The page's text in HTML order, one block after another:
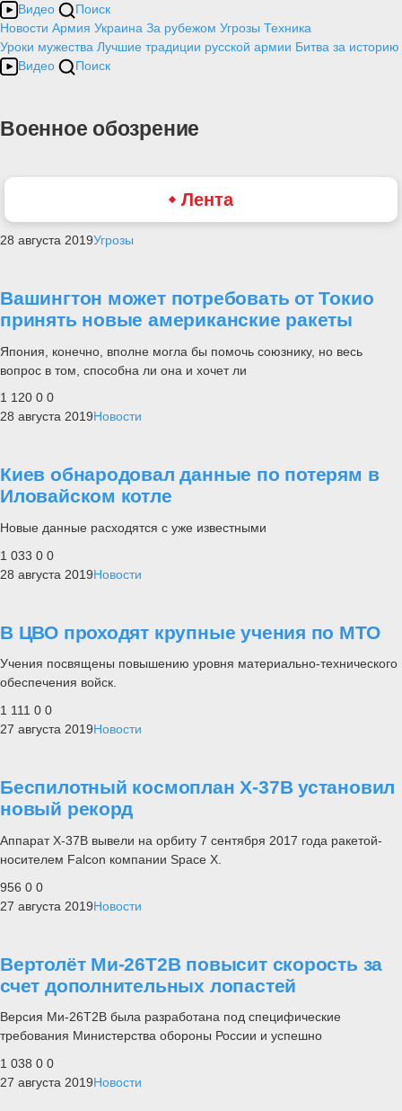
Видео
Поиск
Новости Армия Украина За рубежом Угрозы Техника
Уроки мужества Лучшие традиции русской армии Битва за историю
Видео
Поиск
Военное обозрение
Лента
28 августа 2019Угрозы
Вашингтон может потребовать от Токио
принять новые американские ракеты
Япония, конечно, вполне могла бы помочь союзнику, но весь
вопрос в том, способна ли она и хочет ли
1 120 0 0
28 августа 2019Новости
Киев обнародовал данные по потерям в
Иловайском котле
Новые данные расходятся с уже известными
1 033 0 0
28 августа 2019Новости
В ЦВО проходят крупные учения по МТО
Учения посвящены повышению уровня материально-технического
обеспечения войск.
1 111 0 0
27 августа 2019Новости
Беспилотный космоплан X-37B установил
новый рекорд
Аппарат X-37B вывели на орбиту 7 сентября 2017 года ракетой-
носителем Falcon компании Space X.
956 0 0
27 августа 2019Новости
Вертолёт Ми-26Т2В повысит скорость за
счет дополнительных лопастей
Версия Ми-26Т2В была разработана под специфические
требования Министерства обороны России и успешно
1 038 0 0
27 августа 2019Новости